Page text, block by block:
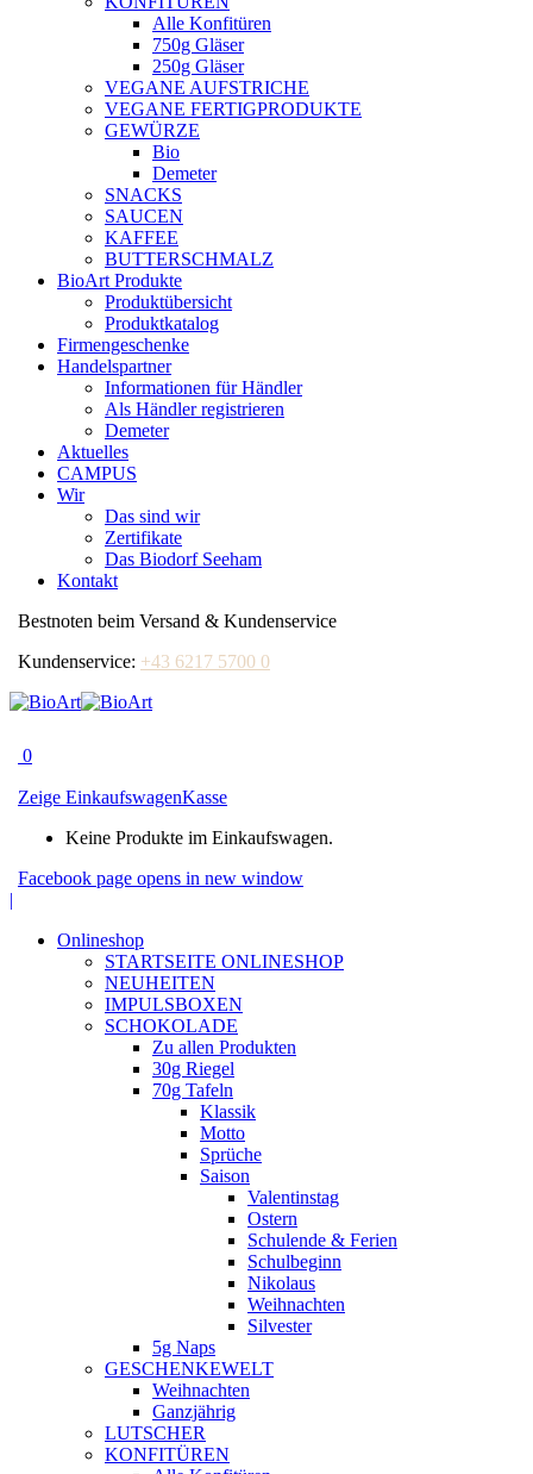
Alle Konfitüren
750g Gläser
250g Gläser
VEGANE AUFSTRICHE
VEGANE FERTIGPRODUKTE
GEWÜRZE
Bio
Demeter
SNACKS
SAUCEN
KAFFEE
BUTTERSCHMALZ
BioArt Produkte
Produktübersicht
Produktkatalog
Firmengeschenke
Handelspartner
Informationen für Händler
Als Händler registrieren
Demeter
Aktuelles
CAMPUS
Wir
Das sind wir
Zertifikate
Das Biodorf Seeham
Kontakt
Bestnoten beim Versand & Kundenservice
Kundenservice: +43 6217 5700 0
0
Zeige EinkaufswagenKasse
Keine Produkte im Einkaufswagen.
Facebook page opens in new window
|
Onlineshop
STARTSEITE ONLINESHOP
NEUHEITEN
IMPULSBOXEN
SCHOKOLADE
Zu allen Produkten
30g Riegel
70g Tafeln
Klassik
Motto
Sprüche
Saison
Valentinstag
Ostern
Schulende & Ferien
Schulbeginn
Nikolaus
Weihnachten
Silvester
5g Naps
GESCHENKEWELT
Weihnachten
Ganzjährig
LUTSCHER
KONFITÜREN